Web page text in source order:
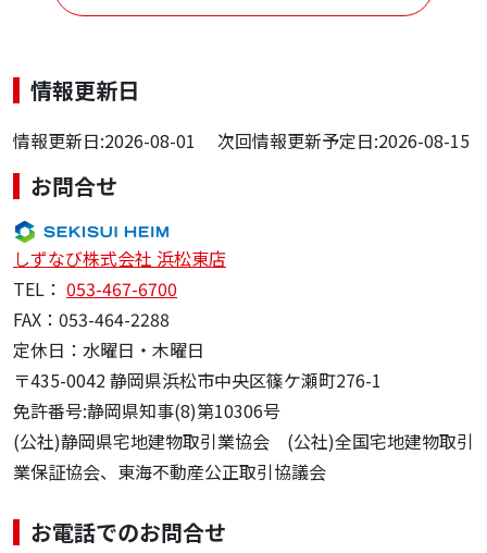
情報更新日
情報更新日:2026-08-01 次回情報更新予定日:2026-08-15
お問合せ
しずなび株式会社 浜松東店
TEL： 053-467-6700
FAX：053-464-2288
定休日：水曜日・木曜日
〒435-0042 静岡県浜松市中央区篠ケ瀬町276-1
免許番号:静岡県知事(8)第10306号
(公社)静岡県宅地建物取引業協会 (公社)全国宅地建物取引
業保証協会、東海不動産公正取引協議会
お電話でのお問合せ